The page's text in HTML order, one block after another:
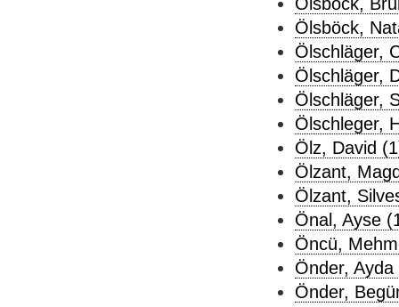
Ölsböck,
Ölschläger,
Ölschläger,
Ölschläger,
Ölschleger,
Ölz, David
Ölzant,
Ölzant,
Önal, Ayse
Öncü,
Önder, Ayda
Önder,